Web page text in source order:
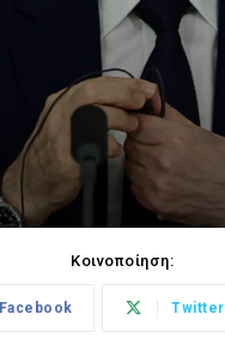
Κοινοποίηση:
Facebook Twitter